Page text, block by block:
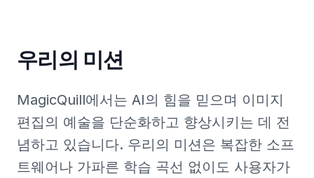
우리의 미션
MagicQuill에서는 AI의 힘을 믿으며 이미지
편집의 예술을 단순화하고 향상시키는 데 전
념하고 있습니다. 우리의 미션은 복잡한 소프
트웨어나 가파른 학습 곡선 없이도 사용자가